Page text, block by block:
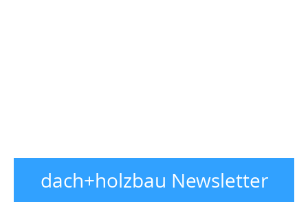
dach+holzbau Newsletter